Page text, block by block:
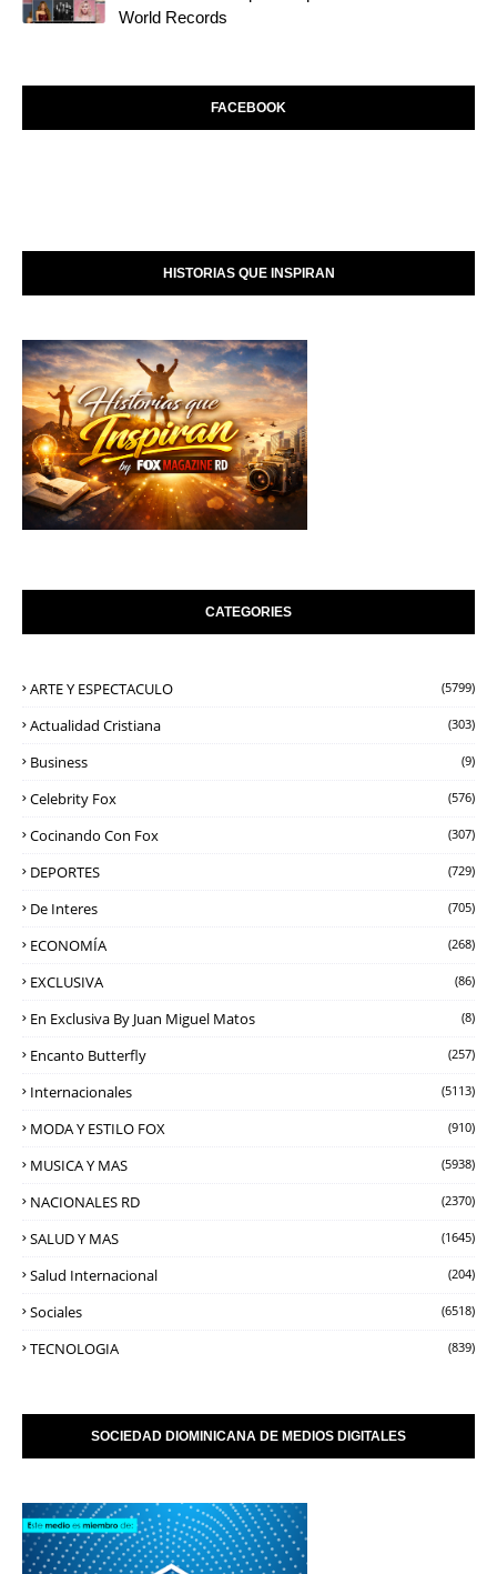
World Records
FACEBOOK
HISTORIAS QUE INSPIRAN
CATEGORIES
ARTE Y ESPECTACULO (5799)
Actualidad Cristiana (303)
Business (9)
Celebrity Fox (576)
Cocinando Con Fox (307)
DEPORTES (729)
De Interes (705)
ECONOMÍA (268)
EXCLUSIVA (86)
En Exclusiva By Juan Miguel Matos (8)
Encanto Butterfly (257)
Internacionales (5113)
MODA Y ESTILO FOX (910)
MUSICA Y MAS (5938)
NACIONALES RD (2370)
SALUD Y MAS (1645)
Salud Internacional (204)
Sociales (6518)
TECNOLOGIA (839)
SOCIEDAD DIOMINICANA DE MEDIOS DIGITALES